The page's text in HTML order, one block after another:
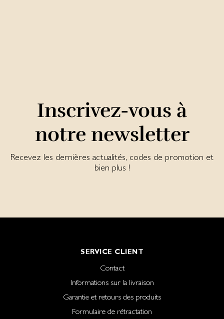
Inscrivez-vous à
notre newsletter
Recevez les dernières actualités, codes de promotion et
bien plus !
SERVICE CLIENT
Contact
Informations sur la livraison
Garantie et retours des produits
Formulaire de rétractation